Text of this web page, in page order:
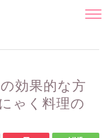
効果的な方
ゃく料理の